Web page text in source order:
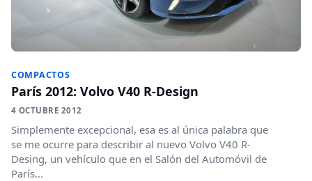
COMPACTOS
París 2012: Volvo V40 R-Design
4 OCTUBRE 2012
Simplemente excepcional, esa es al única palabra que
se me ocurre para describir al nuevo Volvo V40 R-
Desing, un vehículo que en el Salón del Automóvil de
París...